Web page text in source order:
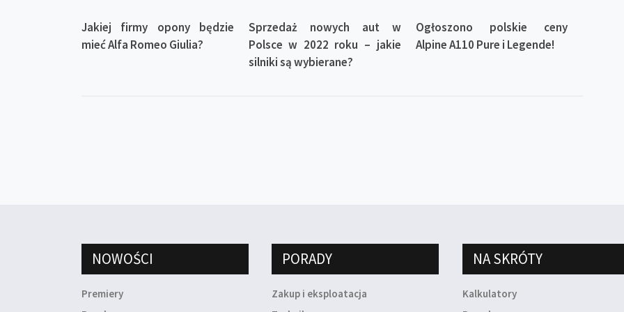
Jakiej firmy opony będzie
mieć Alfa Romeo Giulia?
Sprzedaż nowych aut w
Polsce w 2022 roku – jakie
silniki są wybierane?
Ogłoszono polskie ceny
Alpine A110 Pure i Legende!
NOWOŚCI
Premiery
PORADY
Zakup i eksploatacja
NA SKRÓTY
Kalkulatory